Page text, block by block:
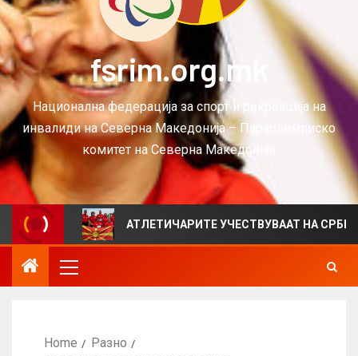
fsrim.org.mk
Национална федерација за спорт и рекреација на
инвалиди на Северна Македонија – Параолимписко
комитет на Северна Македонија
АТЛЕТИЧАРИТЕ УЧЕСТВУВААТ НА СРБИЈА ОПЕН
Home
Разно